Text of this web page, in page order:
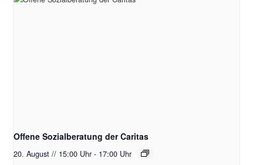
Offene Sozialberatung der Caritas
20. August // 15:00 Uhr - 17:00 Uhr